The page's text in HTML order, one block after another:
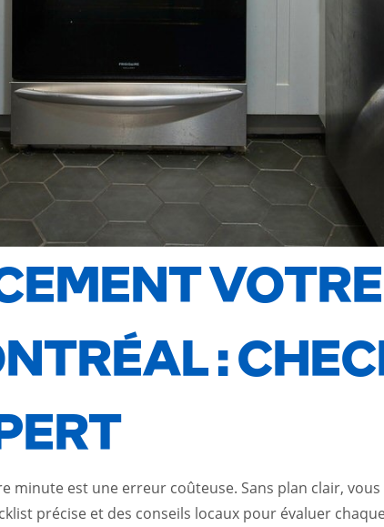
:
est une erreur coûteuse. Sans plan clair,
précise et des conseils locaux pour évaluer